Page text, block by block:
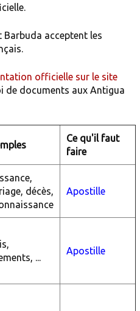
acceptent les
officielle sur le site
de documents aux Antigua
Ce qu'il faut
faire
décès,
Apostille
...
Apostille